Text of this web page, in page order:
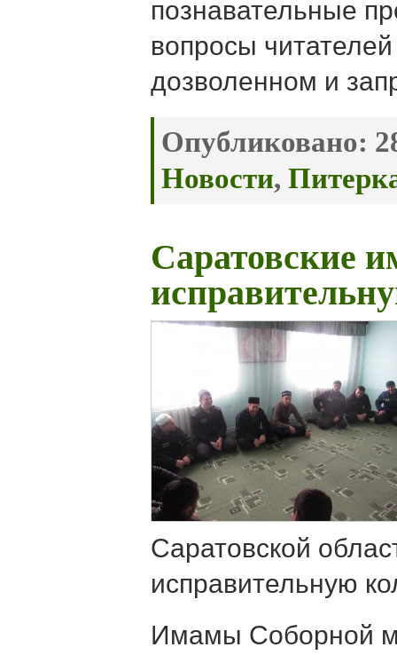
познавательные
вопросы
дозволенном и
Опубликовано:
Новости,
Саратовские
Саратовской
исправительную
Имамы Соборной